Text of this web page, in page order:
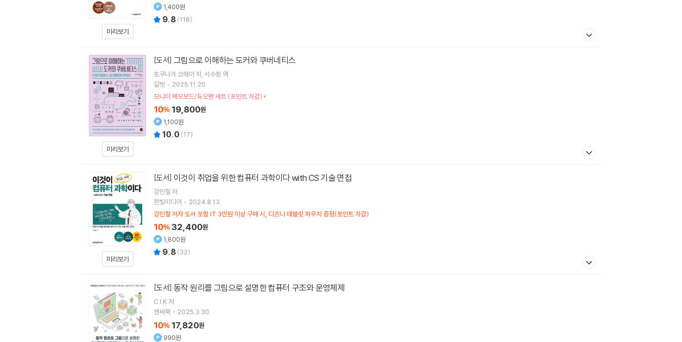
미리보기
1,400원
9.8 (118)
미리보기
[도서] 그림으로 이해하는 도커와 쿠버네티스
토쿠나가 코헤이 저 서수환 역
길벗
2025.11.20.
모니터 메모보드/듀오펜 세트 (포인트 차감)
10% 19,800원
1,100원
10.0 (17)
미리보기
[도서] 이것이 취업을 위한 컴퓨터 과학이다 with CS 기술 면접
강민철 저
한빛미디어
2024.8.13.
강민철 저자 도서 포함 IT 3만원 이상 구매 시, 디즈니 태블릿 파우치 증정(포인트 차감)
10% 32,400원
1,800원
9.8 (32)
[도서] 동작 원리를 그림으로 설명한 컴퓨터 구조와 운영체제
C.I.K 저
앤써북
2025.3.30.
10% 17,820원
990원